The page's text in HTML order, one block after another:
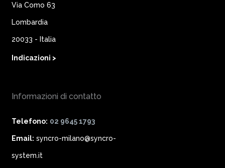
Via Como 63
Lombardia
20033 - Italia
Indicazioni >
Informazioni di contatto
Telefono: 02 9645 1793
Email: syncro-milano@syncro-
system.it